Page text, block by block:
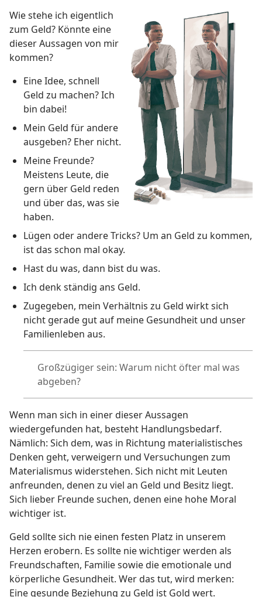
Wie stehe ich eigentlich
zum Geld? Könnte eine
dieser Aussagen von mir
kommen?
Eine Idee, schnell
Geld zu machen? Ich
bin dabei!
Mein Geld für andere
ausgeben? Eher nicht.
Meine Freunde?
Meistens Leute, die
gern über Geld reden
und über das, was sie
haben.
Lügen oder andere Tricks? Um an Geld zu kommen,
ist das schon mal okay.
Hast du was, dann bist du was.
Ich denk ständig ans Geld.
Zugegeben, mein Verhältnis zu Geld wirkt sich
nicht gerade gut auf meine Gesundheit und unser
Familienleben aus.
Großzügiger sein: Warum nicht öfter mal was
abgeben?
Wenn man sich in einer dieser Aussagen
wiedergefunden hat, besteht Handlungsbedarf.
Nämlich: Sich dem, was in Richtung materialistisches
Denken geht, verweigern und Versuchungen zum
Materialismus widerstehen. Sich nicht mit Leuten
anfreunden, denen zu viel an Geld und Besitz liegt.
Sich lieber Freunde suchen, denen eine hohe Moral
wichtiger ist.
Geld sollte sich nie einen festen Platz in unserem
Herzen erobern. Es sollte nie wichtiger werden als
Freundschaften, Familie sowie die emotionale und
körperliche Gesundheit. Wer das tut, wird merken:
Eine gesunde Beziehung zu Geld ist Gold wert.